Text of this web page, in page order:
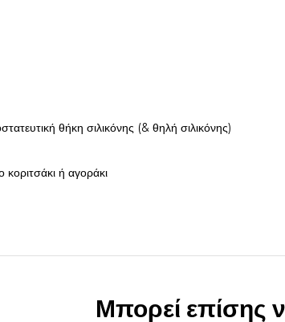
θήκη σιλικόνης (& θηλή σιλικόνης)
κοριτσάκι ή αγοράκι
Μπορεί επίσης